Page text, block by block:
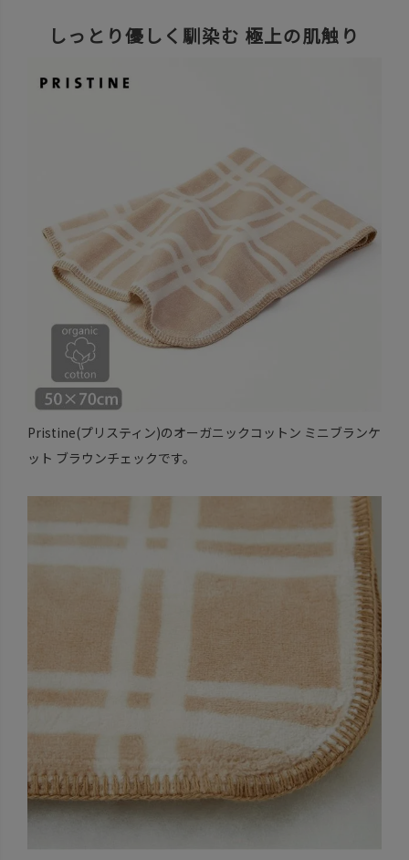
しっとり優しく馴染む 極上の肌触り
Pristine(プリスティン)のオーガニックコットン ミニブランケ
ット ブラウンチェックです。